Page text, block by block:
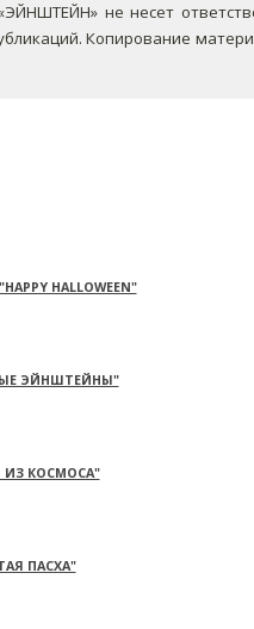
не несет
Копирование
HALLOWEEN"
ЭЙНШТЕЙНЫ"
ИЗ КОСМОСА"
ПАСХА"